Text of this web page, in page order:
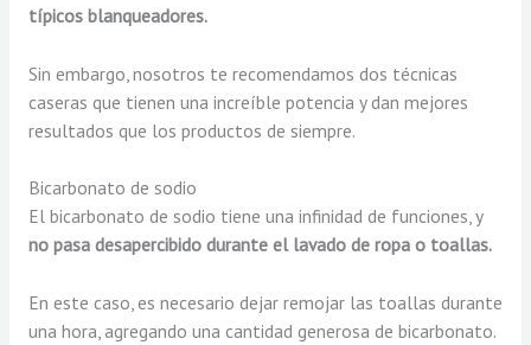
típicos blanqueadores.
Sin embargo, nosotros te recomendamos dos técnicas
caseras que tienen una increíble potencia y dan mejores
resultados que los productos de siempre.
Bicarbonato de sodio
El bicarbonato de sodio tiene una infinidad de funciones, y
no pasa desapercibido durante el lavado de ropa o toallas.
En este caso, es necesario dejar remojar las toallas durante
una hora, agregando una cantidad generosa de bicarbonato.